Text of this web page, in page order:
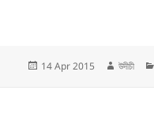
Posted
14 Apr 2015 Author
উদীচী